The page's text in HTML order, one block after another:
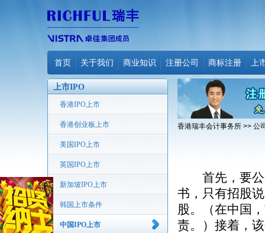
首页 关于我们 商业知识 注册公司 商标注册 上
上市IPO
香港IPO上市
香港创业板上市
美国IPO上市
英国IPO上市
新加坡IPO上市
韩国上市条件
中国IPO上市
香港瑞丰会计事务所 >> 公
首先，要公
书，只有招股
股。（在中国
责。）接着，